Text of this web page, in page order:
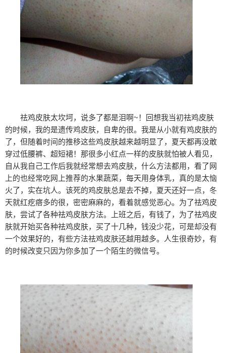
祛鸡皮肤太坎坷，说多了都是泪啊~！回想我当初祛鸡皮肤
的时候，我的是遗传鸡皮肤，自卑的很。我是从小就有鸡皮肤的
了，但随着时间的推移这些鸡皮肤越来越明显了，夏天都再没敢
穿过低腰裤、超短裙！那很多小红点一样的皮肤就怕被人看见，
自从我自己工作后我就经常想去鸡皮肤，什么方法都用，看了网
上的也经常吃网上推荐的水果蔬菜，每天用身体乳，真的是太恼
火了，实在坑人。该死的鸡皮肤总是去不掉，夏天还好一点，冬
天就红疙瘩多的很，密密麻麻的，看着就感觉恶心。为了祛鸡皮
肤，尝试了各种祛鸡皮肤方法。上班之后，有钱了，为了祛鸡皮
肤就开始买各种祛鸡皮肤，买了十几种，钱没少花，可是却没有
一个效果好的，有些方法祛鸡皮肤还越用越多。人生很奇妙，有
的时候改变只因为你多加了一个陌生的微信号。